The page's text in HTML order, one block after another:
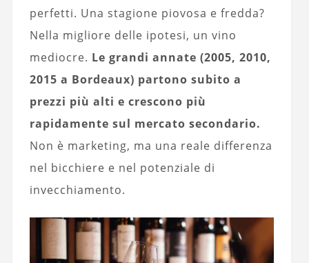
perfetti. Una stagione piovosa e fredda?
Nella migliore delle ipotesi, un vino
mediocre. Le grandi annate (2005, 2010,
2015 a Bordeaux) partono subito a
prezzi più alti e crescono più
rapidamente sul mercato secondario.
Non è marketing, ma una reale differenza
nel bicchiere e nel potenziale di
invecchiamento.